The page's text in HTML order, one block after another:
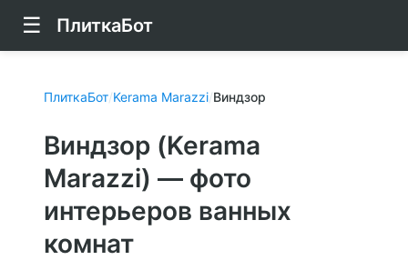
☰ ПлиткаБот
ПлиткаБот/Kerama Marazzi/Виндзор
Виндзор (Kerama
Marazzi) — фото
интерьеров ванных
комнат